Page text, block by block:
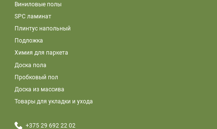
Виниловые полы
SPC ламинат
Плинтус напольный
Подложка
Химия для паркета
Доска пола
Пробковый пол
Доска из массива
Товары для укладки и ухода
+375 29 692 22 02